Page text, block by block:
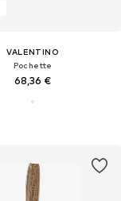
VALENTINO
Pochette
68,36 €